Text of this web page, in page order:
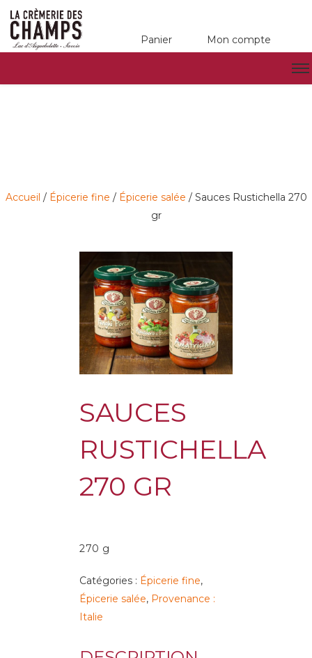
Panier Mon compte
Accueil / Épicerie fine / Épicerie salée / Sauces Rustichella 270
gr
SAUCES
RUSTICHELLA
270 GR
270 g
Catégories : Épicerie fine,
Épicerie salée, Provenance :
Italie